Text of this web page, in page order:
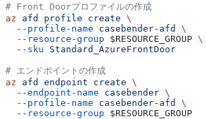
# Front Doorプロファイルの作成
az afd profile create \
  --profile-name
casebender-afd
\
  --resource-group
$RESOURCE_GROUP \
  --sku
Standard_AzureFrontDoor
# エンドポイントの作成
az afd endpoint create \
  --endpoint-name
casebender \
  --profile-name
casebender-afd
\
  --resource-group
$RESOURCE_GROUP